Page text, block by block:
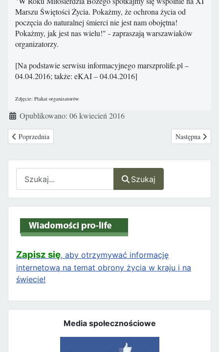
Szukaj
Zapisz się, aby otrzymywać informację
internetową na temat obrony życia w kraju i na
świecie!
Media społecznościowe
Marszu Świętości Życia. Pokażmy, że ochrona życia od
poczęcia do naturalnej śmierci nie jest nam obojętna!
Pokażmy, jak jest nas wielu!" - zapraszają warszawiaków
organizatorzy.
[Na podstawie serwisu informacyjnego marszprolife.pl –
04.04.2016; także: eKAI – 04.04.2016]
Zdjęcie: Plakat organizatorów
Szczegóły
Opublikowano: 06 kwiecień 2016
Poprzednia strona: CBOS: Ustawa o planowaniu rodziny – akceptowana
Poprzednia Następna
Następna